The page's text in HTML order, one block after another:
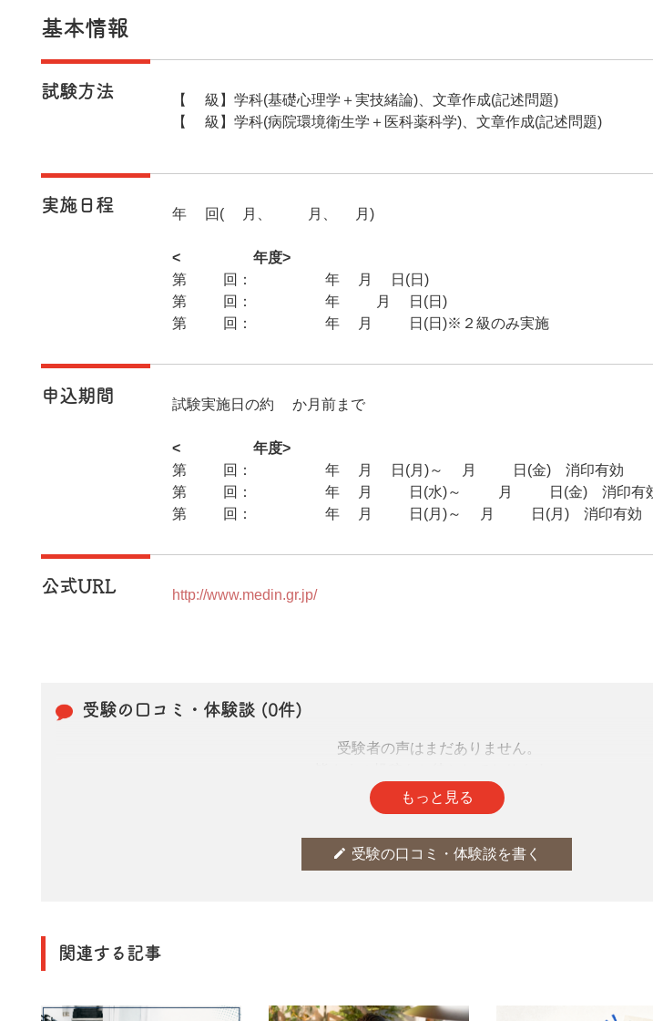
基本情報
試験方法
【1級】学科(基礎心理学＋実技緒論)、文章作成(記述問題)
【2級】学科(病院環境衛生学＋医科薬科学)、文章作成(記述問題)
実施日程 年3回(7月、12月、3月)
<2025年度>
第68回：2025年7月6日(日)
第69回：2025年12月7日(日)
第70回：2026年3月22日(日)※２級のみ実施
申込期間 試験実施日の約1か月前まで
<2025年度>
第68回：2025年4月7日(月)～5月16日(金) 消印有効
第69回：2025年9月24日(水)～10月24日(金) 消印有
第70回：2026年1月19日(月)～2月16日(月) 消印有効
公式URL http://www.medin.gr.jp/
受験の口コミ・体験談 (0件)
受験者の声はまだありません。
もっと見る
edit 受験の口コミ・体験談を書く
関連する記事